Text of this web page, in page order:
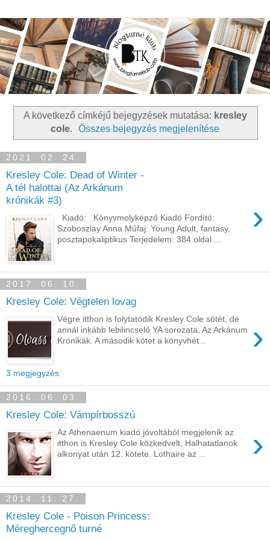
A következő címkéjű bejegyzések mutatása: kresley
cole. Összes bejegyzés megjelenítése
2021. 02. 24.
Kresley Cole: Dead of Winter -
A tél halottai (Az Arkánum
krónikák #3)
›
Kiadó: Könyvmolyképző Kiadó Fordító:
Szoboszlay Anna Műfaj: Young Adult, fantasy,
posztapokaliptikus Terjedelem: 384 oldal ...
2017. 06. 10.
Kresley Cole: Végtelen lovag
›
Végre itthon is folytatódik Kresley Cole sötét, de
annál inkább lebilincselő YA sorozata, Az Arkánum
Krónikák. A második kötet a könyvhét...
3 megjegyzés:
2016. 06. 03.
Kresley Cole: Vámpírbosszú
›
Az Athenaenum kiadó jóvoltából megjelenik az
itthon is Kresley Cole közkedvelt, Halhatatlanok
alkonyat után 12. kötete. Lothaire az ...
2014. 11. 27.
Kresley Cole - Poison Princess:
Méreghercegnő turné